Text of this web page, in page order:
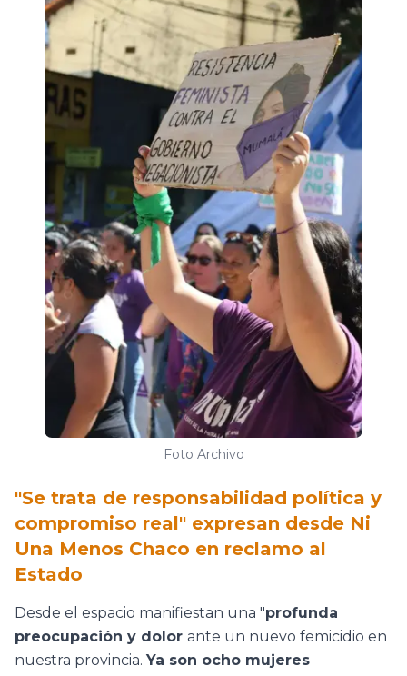
Foto Archivo
"Se trata de responsabilidad política y
compromiso real" expresan desde Ni
Una Menos Chaco en reclamo al
Estado
Desde el espacio manifiestan una "profunda
preocupación y dolor ante un nuevo femicidio en
nuestra provincia. Ya son ocho mujeres